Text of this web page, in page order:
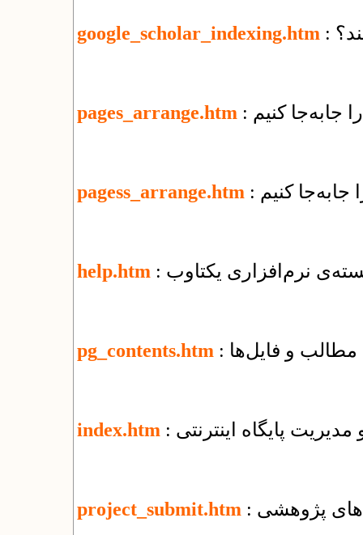
google_scholar_indexing.htm
pages_arrange.htm جابه‌جا کنیم
pagess_arrange.htm جابه‌جا كنيم
help.htm نرم‌افزاری یکتاوب
pg_contents.htm مطالب و فایل‌ها
index.htm پایگاه اینترنتی
project_submit.htm پژوهشی